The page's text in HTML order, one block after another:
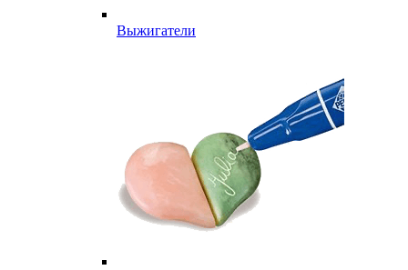
Выжигатели